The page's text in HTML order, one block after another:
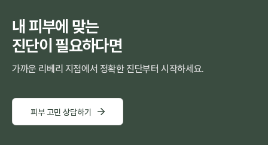
내 피부에 맞는
진단이 필요하다면
가까운 리베리 지점에서 정확한 진단부터 시작하세요.
피부 고민 상담하기